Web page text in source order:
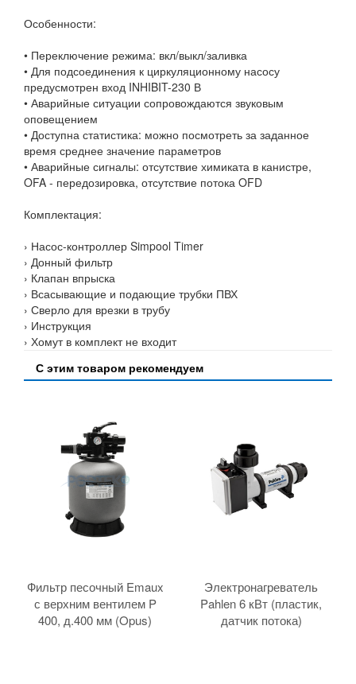
Особенности:
• Переключение режима: вкл/выкл/заливка
• Для подсоединения к циркуляционному насосу
предусмотрен вход INHIBIT-230 В
• Аварийные ситуации сопровождаются звуковым
оповещением
• Доступна статистика: можно посмотреть за заданное
время среднее значение параметров
• Аварийные сигналы: отсутствие химиката в канистре,
OFA - передозировка, отсутствие потока OFD
Комплектация:
› Насос-контроллер Simpool Timer
› Донный фильтр
› Клапан впрыска
› Всасывающие и подающие трубки ПВХ
› Сверло для врезки в трубу
› Инструкция
› Хомут в комплект не входит
С этим товаром рекомендуем
Фильтр песочный Emaux
с верхним вентилем P
400, д.400 мм (Opus)
Электронагреватель
Pahlen 6 кВт (пластик,
датчик потока)